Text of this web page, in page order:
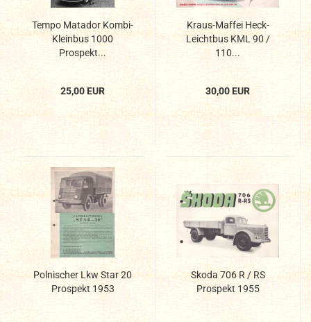
Tempo Matador Kombi-
Kleinbus 1000
Prospekt...
25,00 EUR
Kraus-Maffei Heck-
Leichtbus KML 90 /
110...
30,00 EUR
Polnischer Lkw Star 20
Prospekt 1953
Skoda 706 R / RS
Prospekt 1955